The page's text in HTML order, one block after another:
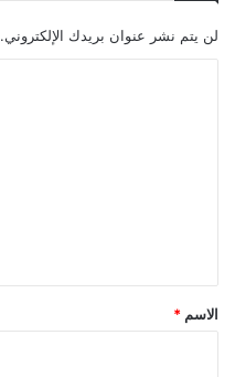
لن يتم نشر عنوان بريدك الإلكتروني.
*
الاسم *